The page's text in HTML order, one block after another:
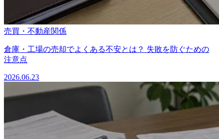
売買・不動産関係
倉庫・工場の売却でよくある不安とは？ 失敗を防ぐための
注意点
2026.06.23